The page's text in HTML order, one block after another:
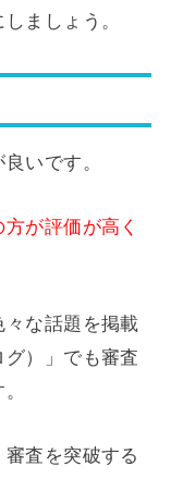
ましょう。
いです。
が評価が高く
々な話題を掲載
）」でも審査
査を突破する